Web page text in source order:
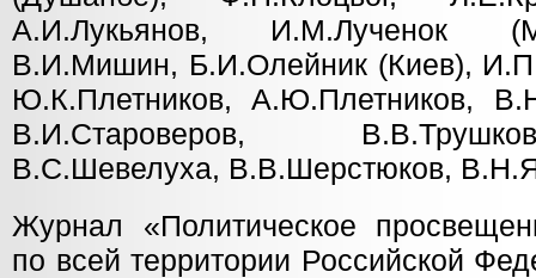
А.И.Лукьянов, И.М.Лученок
В.И.Мишин, Б.И.Олейник (Киев),
Ю.К.Плетников, А.Ю.Плетников,
В.И.Староверов,
В.С.Шевелуха, В.В.Шерстюков,
Журнал «Политическое
по всей территории Российской